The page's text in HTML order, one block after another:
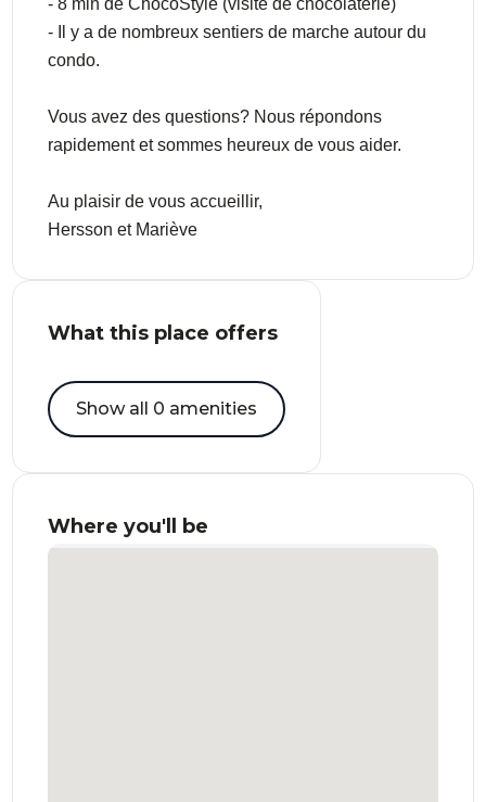
- 8 min de ChocoStyle (visite de chocolaterie)
- Il y a de nombreux sentiers de marche autour du
condo.
Vous avez des questions? Nous répondons
rapidement et sommes heureux de vous aider.
Au plaisir de vous accueillir,
Hersson et Mariève
What this place offers
Show all 0 amenities
Where you'll be